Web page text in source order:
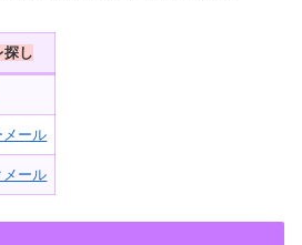
探し
メール
メール